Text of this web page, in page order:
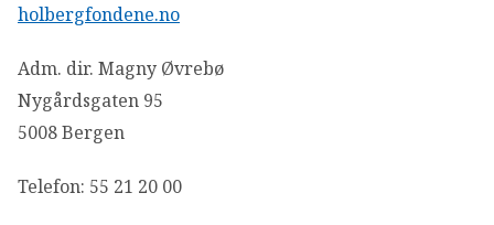
holbergfondene.no
Adm. dir. Magny Øvrebø
Nygårdsgaten 95
5008 Bergen
Telefon: 55 21 20 00